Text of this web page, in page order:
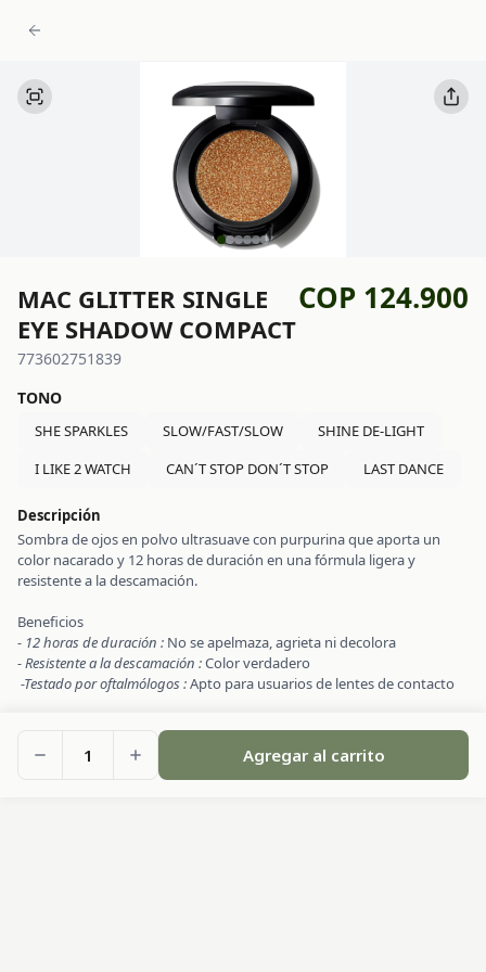
MAC GLITTER SINGLE
EYE SHADOW COMPACT
COP 124.900
773602751839
TONO
SHE SPARKLES SLOW/FAST/SLOW
SHINE DE-LIGHT
I LIKE 2 WATCH
CAN´T STOP DON´T STOP LAST DANCE
Descripción
Sombra de ojos en polvo ultrasuave con purpurina que aporta un
color nacarado y 12 horas de duración en una fórmula ligera y
resistente a la descamación.
Beneficios
- 12 horas de duración : No se apelmaza, agrieta ni decolora
- Resistente a la descamación :Color verdadero
-Testado por oftalmólogos :Apto para usuarios de lentes de contacto
1 Agregar al carrito